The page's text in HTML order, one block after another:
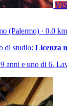
(Palermo) · 0.0
di studio: Licenza
anni e uno di 6.